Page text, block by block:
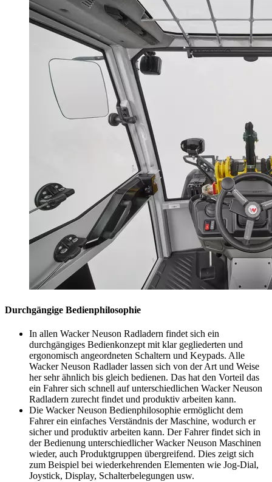
Durchgängige Bedienphilosophie
In allen Wacker Neuson Radladern findet sich ein
durchgängiges Bedienkonzept mit klar gegliederten und
ergonomisch angeordneten Schaltern und Keypads. Alle
Wacker Neuson Radlader lassen sich von der Art und Weise
her sehr ähnlich bis gleich bedienen. Das hat den Vorteil das
ein Fahrer sich schnell auf unterschiedlichen Wacker Neuson
Radladern zurecht findet und produktiv arbeiten kann.
Die Wacker Neuson Bedienphilosophie ermöglicht dem
Fahrer ein einfaches Verständnis der Maschine, wodurch er
sicher und produktiv arbeiten kann. Der Fahrer findet sich in
der Bedienung unterschiedlicher Wacker Neuson Maschinen
wieder, auch Produktgruppen übergreifend. Dies zeigt sich
zum Beispiel bei wiederkehrenden Elementen wie Jog-Dial,
Joystick, Display, Schalterbelegungen usw.